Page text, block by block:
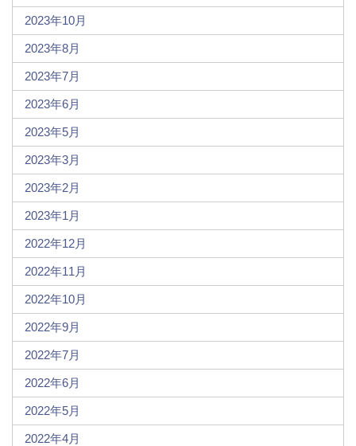
2023年10月
2023年8月
2023年7月
2023年6月
2023年5月
2023年3月
2023年2月
2023年1月
2022年12月
2022年11月
2022年10月
2022年9月
2022年7月
2022年6月
2022年5月
2022年4月